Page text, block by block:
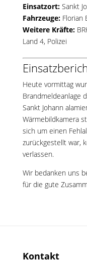
Einsatzort:Sankt
Fahrzeuge: Florian
Weitere Kräfte:
Land 4, Polizei
Heute vormittag
Brandmeldeanlage
Sankt Johann
Wärmebildkamera
sich um einen
zurückgestellt war,
verlassen.
Wir bedanken uns
für die gute
Kontakt